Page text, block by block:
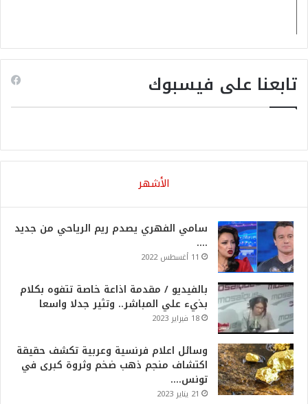
تابعنا على فيسبوك
الأشهر
سامي الفهري يصدم ريم الرياحي من جديد
….
11 أغسطس 2022
بالفيديو / مقدمة اذاعة خاصة تتفوه بكلام
بذيء علي المباشر.. وتثير جدلا واسعا
18 فبراير 2023
وسائل اعلام فرنسية وعربية تكشف حقيقة
اكتشاف منجم ذهب ضخم وثروة كبرى في
تونس….
21 يناير 2023